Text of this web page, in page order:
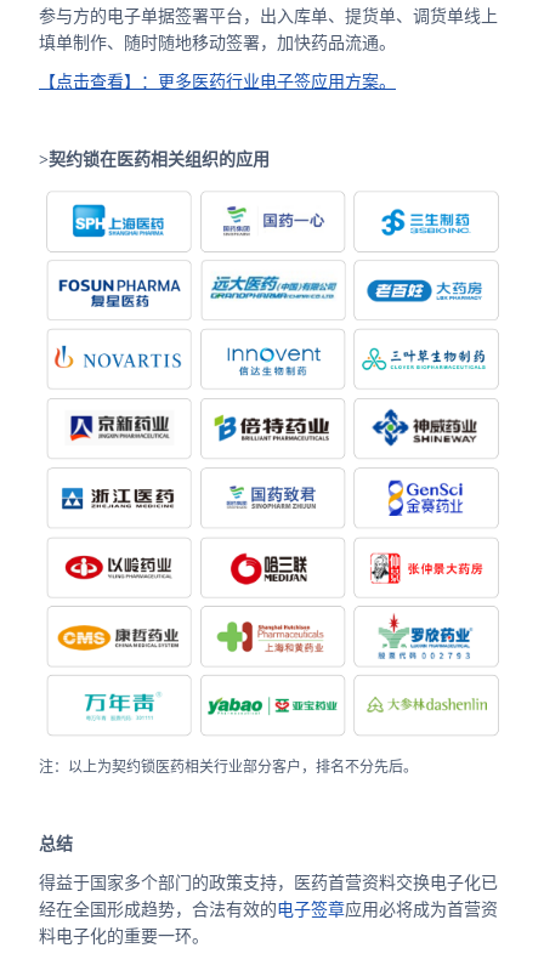
参与方的电子单据签署平台，出入库单、提货单、调货单线上
填单制作、随时随地移动签署，加快药品流通。
【点击查看】：更多医药行业电子签应用方案。
>契约锁在医药相关组织的应用
注：以上为契约锁医药相关行业部分客户，排名不分先后。
总结
得益于国家多个部门的政策支持，医药首营资料交换电子化已
经在全国形成趋势，合法有效的电子签章应用必将成为首营资
料电子化的重要一环。